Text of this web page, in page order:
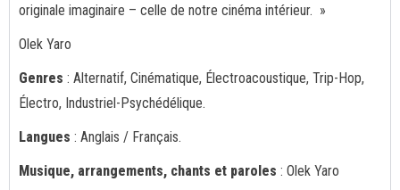
originale imaginaire – celle de notre cinéma intérieur. »
Olek Yaro
Genres : Alternatif, Cinématique, Électroacoustique, Trip-Hop,
Électro, Industriel-Psychédélique.
Langues : Anglais / Français.
Musique, arrangements, chants et paroles : Olek Yaro